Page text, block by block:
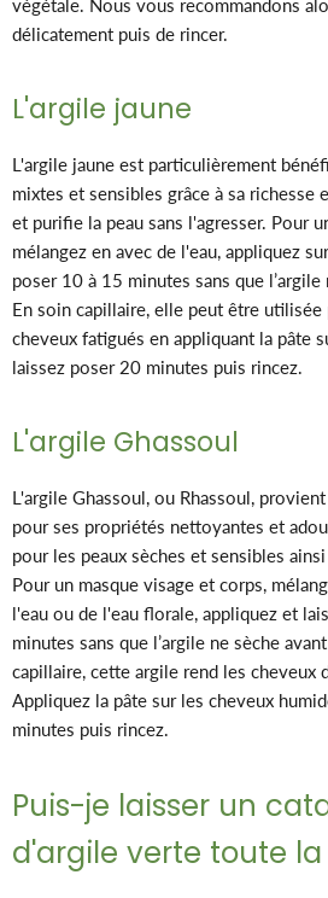
végétale. Nous vous recommandons
délicatement puis de rincer.
L'argile jaune
L'argile jaune est particulièrement
mixtes et sensibles grâce à sa richesse
et purifie la peau sans l'agresser. Pour
mélangez en avec de l'eau, appliquez
poser 10 à 15 minutes sans que l’argile
En soin capillaire, elle peut être
cheveux fatigués en appliquant la pâte
laissez poser 20 minutes puis rincez.
L'argile Ghassoul
L'argile Ghassoul, ou Rhassoul,
pour ses propriétés nettoyantes et
pour les peaux sèches et sensibles
Pour un masque visage et corps,
l'eau ou de l'eau florale, appliquez et
minutes sans que l’argile ne sèche
capillaire, cette argile rend les cheveux
Appliquez la pâte sur les cheveux
minutes puis rincez.
Puis-je laisser un
d'argile verte toute